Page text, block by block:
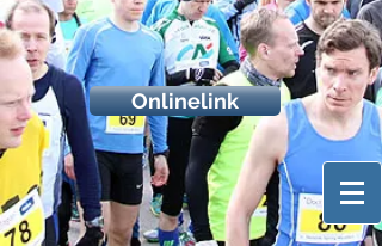
Onlinelink